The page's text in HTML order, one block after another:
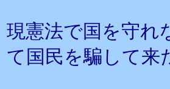
現憲法で国を守れ
て国民を騙して来